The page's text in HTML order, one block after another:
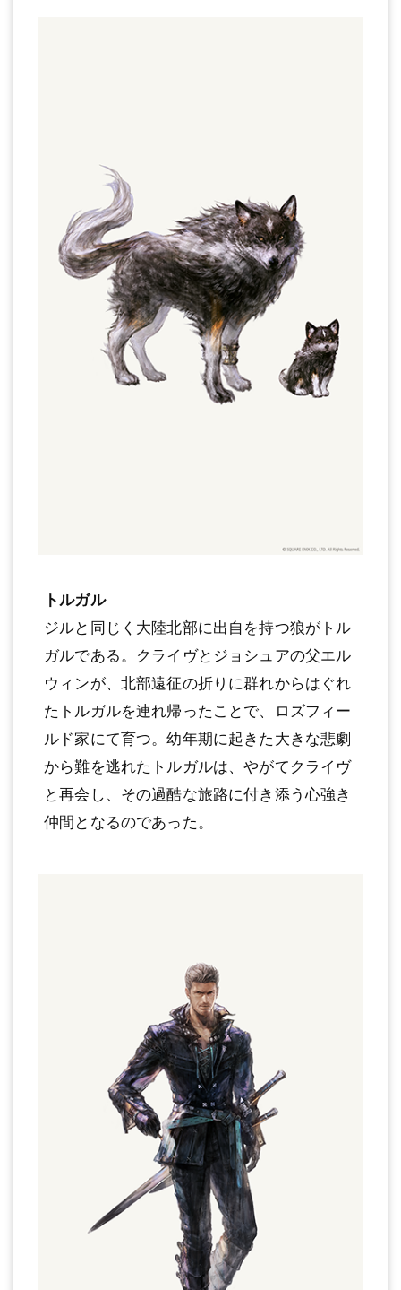
トルガル
ジルと同じく大陸北部に出自を持つ狼がトル
ガルである。クライヴとジョシュアの父エル
ウィンが、北部遠征の折りに群れからはぐれ
たトルガルを連れ帰ったことで、ロズフィー
ルド家にて育つ。幼年期に起きた大きな悲劇
から難を逃れたトルガルは、やがてクライヴ
と再会し、その過酷な旅路に付き添う心強き
仲間となるのであった。